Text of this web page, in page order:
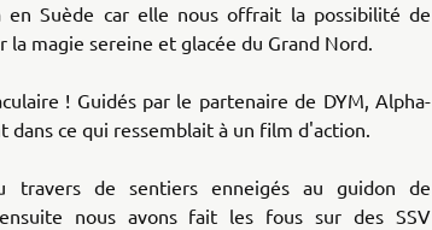
en Suède car elle nous offrait la possibilité de
magie sereine et glacée du Grand Nord.
! Guidés par le partenaire de DYM, Alpha-
dans ce qui ressemblait à un film d'action.
travers de sentiers enneigés au guidon de
nous avons fait les fous sur des SSV